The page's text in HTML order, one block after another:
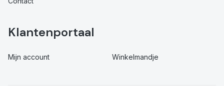
Klantenportaal
Mijn account Winkelmandje